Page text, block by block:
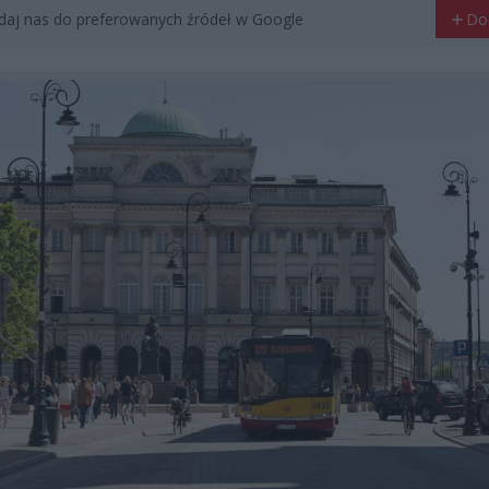
nas do preferowanych źródeł w Google